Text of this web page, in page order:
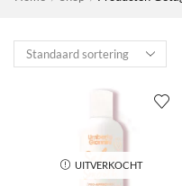
UITVERKOCHT